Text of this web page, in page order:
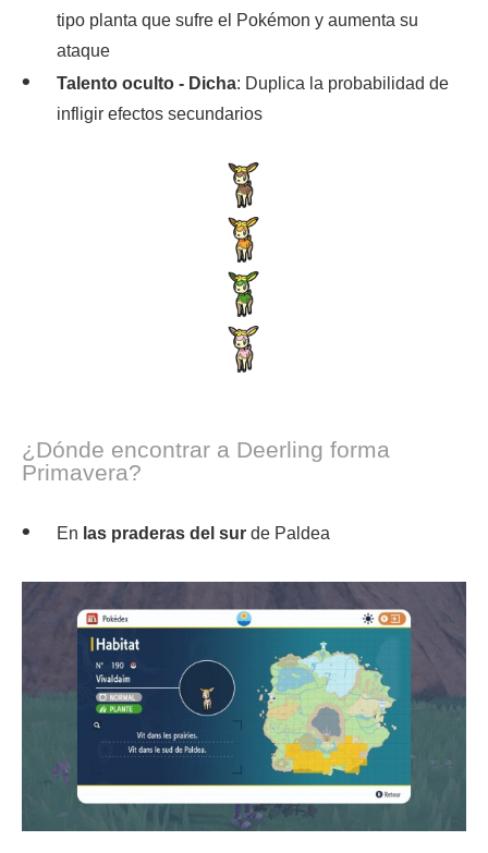
tipo planta que sufre el Pokémon y aumenta su
ataque
Talento oculto - Dicha: Duplica la probabilidad de
infligir efectos secundarios
¿Dónde encontrar a Deerling forma
Primavera?
En las praderas del sur de Paldea